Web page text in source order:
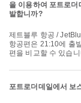
을 이용하여 포트로
발합니까?
제트블루 항공 / JetBlue을 이용해 포트로더데일에서 보스턴로 가는 가장 늦은
항공편은 21:10에 출
편을 비교할 수 있습
포트로더데일에서 보